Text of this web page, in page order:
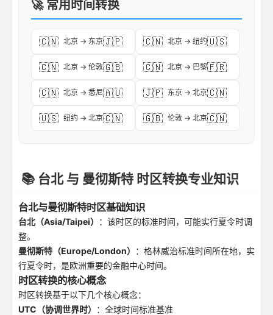
🚀 常用时间转换
🇨🇳 北京 → 东京🇯🇵 🇨🇳 北京 → 纽约🇺🇸
🇨🇳 北京 → 伦敦🇬🇧 🇨🇳 北京 → 巴黎🇫🇷
🇨🇳 北京 → 悉尼🇦🇺 🇯🇵 东京 → 北京🇨🇳
🇺🇸 纽约 → 北京🇨🇳 🇬🇧 伦敦 → 北京🇨🇳
📚 台北 与 曼彻斯特 时区转换专业知识
台北与曼彻斯特时区基础知识
台北（Asia/Taipei）
：该时区的标准时间，可能实行夏令时调
整。
曼彻斯特（Europe/London）
：格林威治标准时间所在地，实
行夏令时，是欧洲重要的金融中心时间。
时区转换的核心概念
时区转换基于以下几个核心概念：
UTC（协调世界时）
：全球时间标准基准